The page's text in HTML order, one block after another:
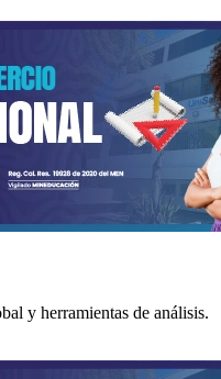
y herramientas de análisis.